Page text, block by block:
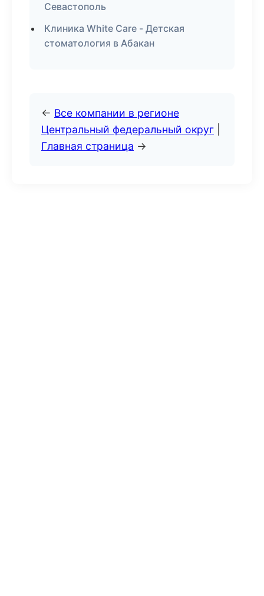
Севастополь
Клиника White Care - Детская
стоматология в Абакан
← Все компании в регионе
Центральный федеральный округ
Главная страница →